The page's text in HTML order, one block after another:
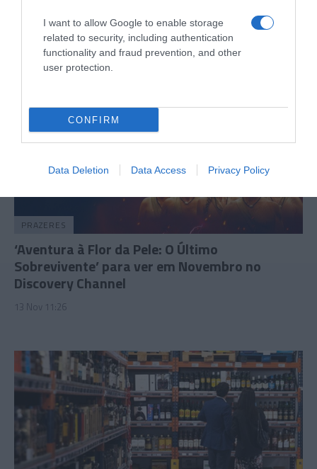
I want to allow Google to enable storage
related to security, including authentication
functionality and fraud prevention, and other
user protection.
CONFIRM
Data Deletion Data Access Privacy Policy
PRAZERES
‘Aventura à Flor da Pele: O Último
Sobrevivente’ para ver em Novembro no
Discovery Channel
13 Nov 11:26